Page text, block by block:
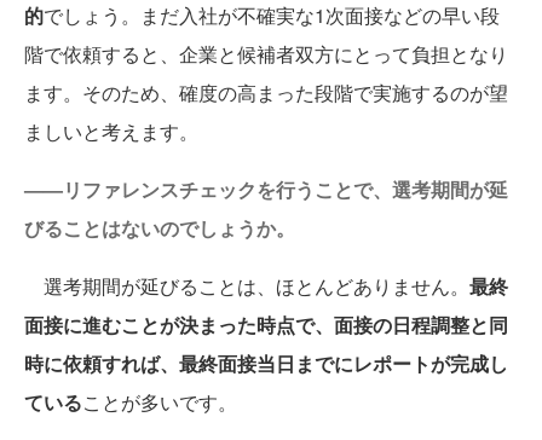
的でしょう。まだ入社が不確実な1次面接などの早い段
階で依頼すると、企業と候補者双方にとって負担となり
ます。そのため、確度の高まった段階で実施するのが望
ましいと考えます。
——リファレンスチェックを行うことで、選考期間が延
びることはないのでしょうか。
選考期間が延びることは、ほとんどありません。 最終
面接に進むことが決まった時点で、面接の日程調整と同
時に依頼すれば、最終面接当日までにレポートが完成し
ていることが多いです。